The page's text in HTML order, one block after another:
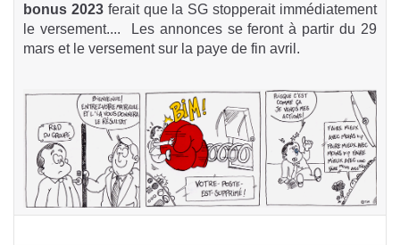
bonus 2023ferait que la SG stopperait immédiatement
le versement.... Les annonces se feront à partir du 29
mars et le versement sur la paye de fin avril.